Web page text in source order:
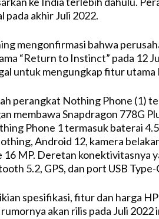
pada akhir Juli 2022.
mengonfirmasi bahwa
“Return to Instinct” pada 12
untuk mengungkap fitur utama
perangkat Nothing Phone (1)
membawa Snapdragon 778G
Phone 1 termasuk baterai
Android 12, kamera
16 MP. Deretan konektivitasnya
5.2, GPS, dan port USB Type-
spesifikasi, fitur dan harga
akan rilis pada Juli 2022